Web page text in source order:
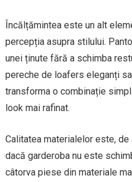
Încălțămintea este un alt
percepția asupra stilului.
unei ținute fără a schimba
pereche de loafers eleganți
transforma o combinație
look mai rafinat.
Calitatea materialelor este, de
dacă garderoba nu este
câtorva piese din materiale